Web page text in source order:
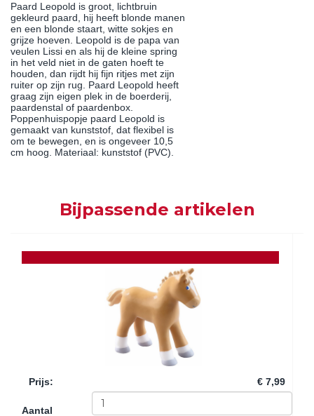
Paard Leopold is groot, lichtbruin
gekleurd paard, hij heeft blonde manen
en een blonde staart, witte sokjes en
grijze hoeven. Leopold is de papa van
veulen Lissi en als hij de kleine spring
in het veld niet in de gaten hoeft te
houden, dan rijdt hij fijn ritjes met zijn
ruiter op zijn rug. Paard Leopold heeft
graag zijn eigen plek in de boerderij,
paardenstal of paardenbox.
Poppenhuispopje paard Leopold is
gemaakt van kunststof, dat flexibel is
om te bewegen, en is ongeveer 10,5
cm hoog. Materiaal: kunststof (PVC).
Bijpassende artikelen
Prijs: € 7,99
Aantal